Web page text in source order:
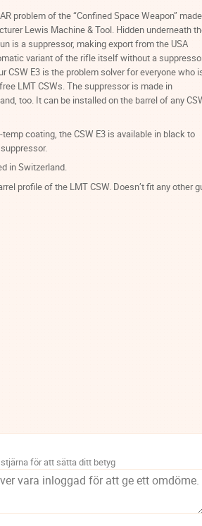
problem of the “Confined Space Weapon” made
Lewis Machine & Tool. Hidden underneath
is a suppressor, making export from the USA
variant of the rifle itself without a
CSW E3 is the problem solver for everyone who
LMT CSWs. The suppressor is made in
too. It can be installed on the barrel of any
coating, the CSW E3 is available in black to
in Switzerland.
profile of the LMT CSW. Doesn’t fit any other
för att sätta ditt betyg